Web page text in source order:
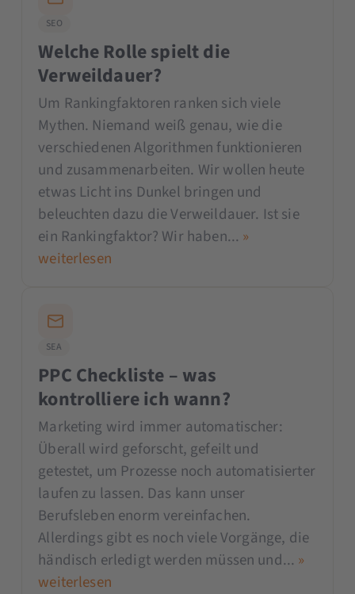
SEO
Welche Rolle spielt die
Verweildauer?
Um Rankingfaktoren ranken sich viele
Mythen. Niemand weiß genau, wie die
verschiedenen Algorithmen funktionieren
und zusammenarbeiten. Wir wollen heute
etwas Licht ins Dunkel bringen und
beleuchten dazu die Verweildauer. Ist sie
ein Rankingfaktor? Wir haben... »
weiterlesen
SEA
PPC Checkliste – was
kontrolliere ich wann?
Marketing wird immer automatischer:
Überall wird geforscht, gefeilt und
getestet, um Prozesse noch automatisierter
laufen zu lassen. Das kann unser
Berufsleben enorm vereinfachen.
Allerdings gibt es noch viele Vorgänge, die
händisch erledigt werden müssen und... »
weiterlesen